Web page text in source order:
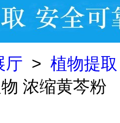
厅 > 植物提取
浓缩黄芩粉